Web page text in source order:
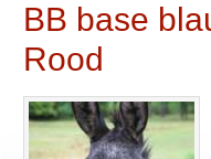
BB base
Rood